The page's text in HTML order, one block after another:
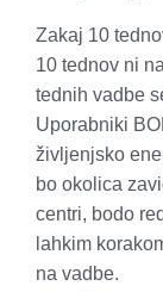
Zakaj 10
10 tednov ni
tednih vadbe
Uporabniki
življenjsko
bo okolica
centri, bodo
lahkim
na vadbe.